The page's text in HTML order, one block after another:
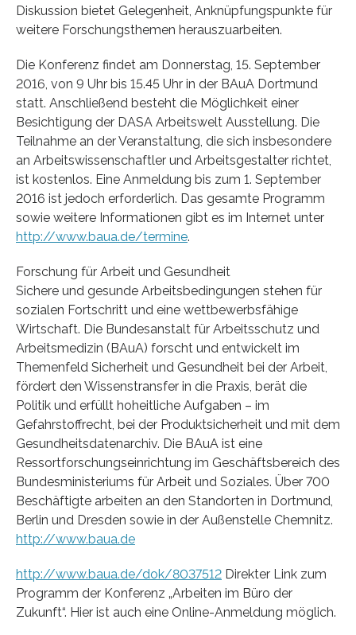
Diskussion bietet Gelegenheit, Anknüpfungspunkte für
weitere Forschungsthemen herauszuarbeiten.
Die Konferenz findet am Donnerstag, 15. September
2016, von 9 Uhr bis 15.45 Uhr in der BAuA Dortmund
statt. Anschließend besteht die Möglichkeit einer
Besichtigung der DASA Arbeitswelt Ausstellung. Die
Teilnahme an der Veranstaltung, die sich insbesondere
an Arbeitswissenschaftler und Arbeitsgestalter richtet,
ist kostenlos. Eine Anmeldung bis zum 1. September
2016 ist jedoch erforderlich. Das gesamte Programm
sowie weitere Informationen gibt es im Internet unter
http://www.baua.de/termine.
Forschung für Arbeit und Gesundheit
Sichere und gesunde Arbeitsbedingungen stehen für
sozialen Fortschritt und eine wettbewerbsfähige
Wirtschaft. Die Bundesanstalt für Arbeitsschutz und
Arbeitsmedizin (BAuA) forscht und entwickelt im
Themenfeld Sicherheit und Gesundheit bei der Arbeit,
fördert den Wissenstransfer in die Praxis, berät die
Politik und erfüllt hoheitliche Aufgaben – im
Gefahrstoffrecht, bei der Produktsicherheit und mit dem
Gesundheitsdatenarchiv. Die BAuA ist eine
Ressortforschungseinrichtung im Geschäftsbereich des
Bundesministeriums für Arbeit und Soziales. Über 700
Beschäftigte arbeiten an den Standorten in Dortmund,
Berlin und Dresden sowie in der Außenstelle Chemnitz.
http://www.baua.de
http://www.baua.de/dok/8037512 Direkter Link zum
Programm der Konferenz „Arbeiten im Büro der
Zukunft“. Hier ist auch eine Online-Anmeldung möglich.